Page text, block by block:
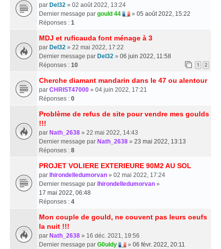
par Del32 » 02 août 2022, 13:24
Dernier message par gould 44 » 05 août 2022, 15:22
Réponses : 1
MDJ et ruficauda font ménage à 3
par Del32 » 22 mai 2022, 17:22
Dernier message par Del32 » 06 juin 2022, 11:58
Réponses : 10 1 2
Cherche diamant mandarin dans le 47 ou alentour
par CHRIST47000 » 04 juin 2022, 17:21
Réponses : 0
Problème de refus de site pour vendre mes goulds
!!!
par Nath_2638 » 22 mai 2022, 14:43
Dernier message par Nath_2638 » 23 mai 2022, 13:13
Réponses : 8
PROJET VOLIERE EXTERIEURE 90M2 AU SOL
par lhirondelledumorvan » 02 mai 2022, 17:24
Dernier message par lhirondelledumorvan »
17 mai 2022, 06:48
Réponses : 4
Mon couple de gould, ne couvent pas leurs oeufs
la nuit !!!
par Nath_2638 » 16 déc. 2021, 19:56
Dernier message par G0uldy » 06 févr. 2022, 20:11